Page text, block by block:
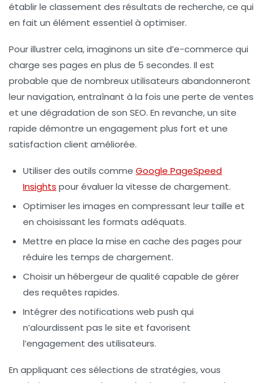
établir le classement des résultats de recherche, ce qui
en fait un élément essentiel à optimiser.
Pour illustrer cela, imaginons un site d’e-commerce qui
charge ses pages en plus de 5 secondes. Il est
probable que de nombreux utilisateurs abandonneront
leur navigation, entraînant à la fois une perte de ventes
et une dégradation de son SEO. En revanche, un site
rapide démontre un engagement plus fort et une
satisfaction client améliorée.
Utiliser des outils comme Google PageSpeed
Insights pour évaluer la vitesse de chargement.
Optimiser les images en compressant leur taille et
en choisissant les formats adéquats.
Mettre en place la mise en cache des pages pour
réduire les temps de chargement.
Choisir un hébergeur de qualité capable de gérer
des requêtes rapides.
Intégrer des notifications web push qui
n’alourdissent pas le site et favorisent
l’engagement des utilisateurs.
En appliquant ces sélections de stratégies, vous